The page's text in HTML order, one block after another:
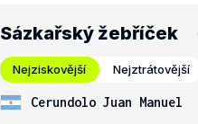
Sázkařský žebříček
Nejziskovější Nejztrátovější
Cerundolo Juan Manuel